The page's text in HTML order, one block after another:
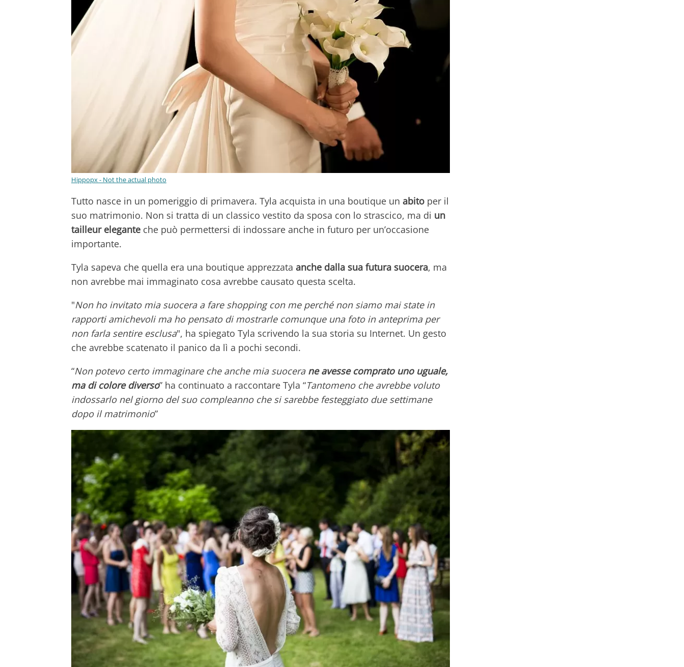
Hippopx - Not the actual photo
Tutto nasce in un pomeriggio di primavera. Tyla acquista in una boutique un abito per il
suo matrimonio. Non si tratta di un classico vestito da sposa con lo strascico, ma di un
tailleur elegante che può permettersi di indossare anche in futuro per un’occasione
importante.
Tyla sapeva che quella era una boutique apprezzata anche dalla sua futura suocera, ma
non avrebbe mai immaginato cosa avrebbe causato questa scelta.
"Non ho invitato mia suocera a fare shopping con me perché non siamo mai state in
rapporti amichevolima ho pensato di mostrarle comunque una foto in anteprima per
non farla sentire esclusa", ha spiegato Tyla scrivendo la sua storia su Internet. Un gesto
che avrebbe scatenato il panico da lì a pochi secondi.
“Non potevo certo immaginare che anche mia suocera ne avesse comprato uno uguale,
ma di colore diverso” ha continuato a raccontare Tyla “Tantomeno che avrebbe voluto
indossarlo nel giorno del suo compleanno che si sarebbe festeggiato due settimane
dopo il matrimonio”